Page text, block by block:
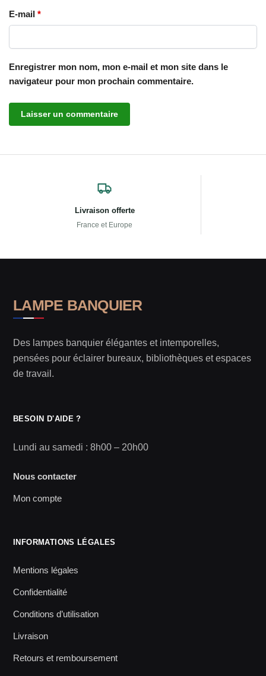
E-mail *
Enregistrer mon nom, mon e-mail et mon site dans le
navigateur pour mon prochain commentaire.
Livraison offerte
France et Europe
LAMPE BANQUIER
Des lampes banquier élégantes et intemporelles,
pensées pour éclairer bureaux, bibliothèques et espaces
de travail.
BESOIN D'AIDE ?
Lundi au samedi : 8h00 – 20h00
Nous contacter
Mon compte
INFORMATIONS LÉGALES
Mentions légales
Confidentialité
Conditions d’utilisation
Livraison
Retours et remboursement